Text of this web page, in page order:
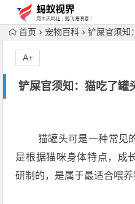
首页 宠物百科 铲屎官须知
铲屎官须知：猫吃了罐
A+
猫罐头可是一种常见
是根据猫咪身体特点，成
研制的，是属于最适合喂养